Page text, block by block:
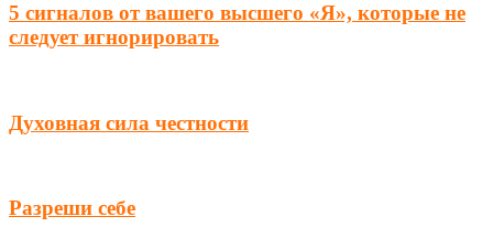
5 сигналов от вашего высшего «Я», которые не
следует игнорировать
Духовная сила честности
Разреши себе